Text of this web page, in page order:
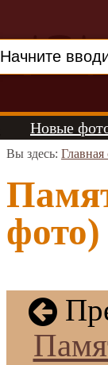
Новые
Вы здесь: Главная
фото)